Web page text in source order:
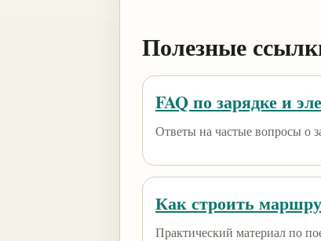
Полезные
FAQ по зарядке и
Ответы на частые вопросы о
Как строить
Практический материал по